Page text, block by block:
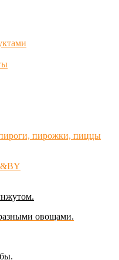
пирожки, пиццы
овощами.
.